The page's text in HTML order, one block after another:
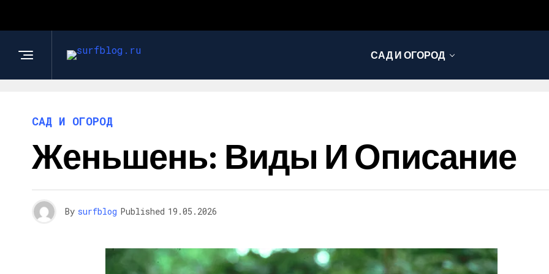
САД И ОГОРОД
САД И ОГОРОД
Женьшень: Виды И Описание
By surfblog Published 19.05.2026